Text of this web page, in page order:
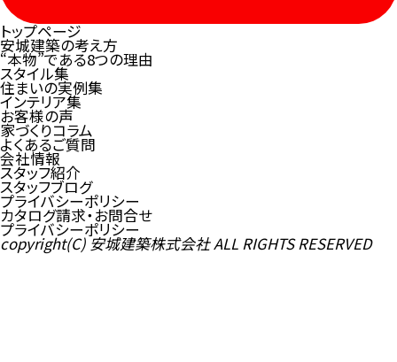
トップページ
安城建築の考え方
“本物”である8つの理由
スタイル集
住まいの実例集
インテリア集
お客様の声
家づくりコラム
よくあるご質問
会社情報
スタッフ紹介
スタッフブログ
プライバシーポリシー
カタログ請求・お問合せ
プライバシーポリシー
copyright(C) 安城建築株式会社 ALL RIGHTS RESERVED